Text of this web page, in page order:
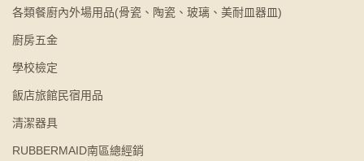
各類餐廚內外場用品(骨瓷、陶瓷、玻璃、美耐皿器皿)
廚房五金
學校檢定
飯店旅館民宿用品
清潔器具
RUBBERMAID南區總經銷